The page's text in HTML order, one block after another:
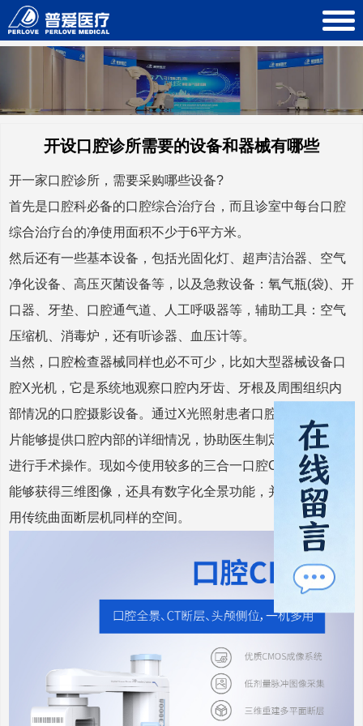
开设口腔诊所需要的设备和器械有哪些
开一家口腔诊所，需要采购哪些设备?
首先是口腔科必备的口腔综合治疗台，而且诊室中每台口腔
综合治疗台的净使用面积不少于6平方米。
然后还有一些基本设备，包括光固化灯、超声洁治器、空气
净化设备、高压灭菌设备等，以及急救设备：氧气瓶(袋)、开
口器、牙垫、口腔通气道、人工呼吸器等，辅助工具：空气
压缩机、消毒炉，还有听诊器、血压计等。
当然，口腔检查器械同样也必不可少，比如大型器械设备口
腔X光机，它是系统地观察口腔内牙齿、牙根及周围组织内
部情况的口腔摄影设备。通过X光照射患者口腔，产生的X光
片能够提供口腔内部的详细情况，协助医生制定治疗方案和
进行手术操作。现如今使用较多的‌三合一口腔CBCT，不仅
能够获得三维图像，还具有数字化全景功能，并且只需要占
用传统曲面断层机同样的空间。